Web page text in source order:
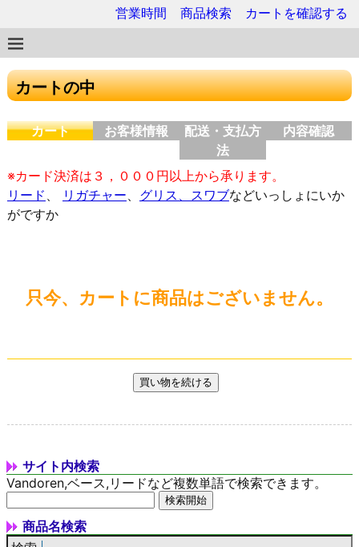
営業時間 商品検索 カートを確認する
カートの中
カート お客様情報
配送・支払方
法
内容確認
※カード決済は３，０００円以上から承ります。
リード 、 リガチャー、 グリス、スワブなどいっしょにいか
がですか
只今、カートに商品はございません。
サイト内検索
Vandoren,ベース,リードなど複数単語で検索できます。
商品名検索